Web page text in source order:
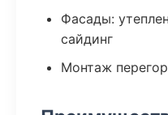
Фасады:
сайдинг
Монтаж